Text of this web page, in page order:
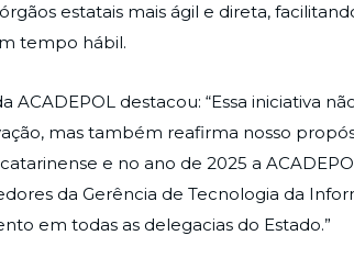
estatais mais ágil e direta,
tempo hábil.
ACADEPOL destacou: “Essa iniciativa
mas também reafirma nosso
e no ano de 2025 a
da Gerência de Tecnologia da
em todas as delegacias do Estado.”